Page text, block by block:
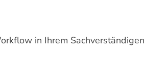
in Ihrem